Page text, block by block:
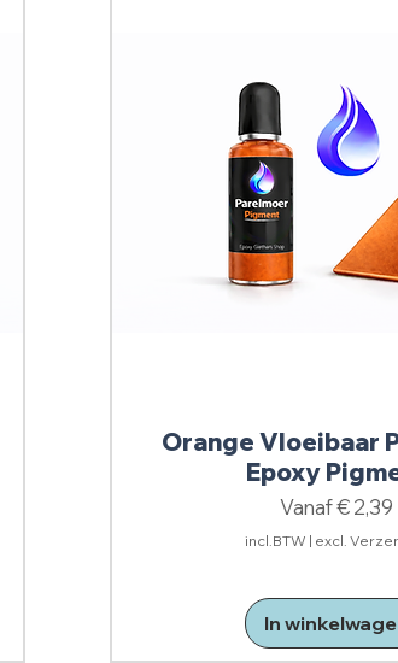
Orange Vloeibaar
Epoxy
Vanaf€ 2,39
Verkoopprijs
incl.BTW | excl.
In